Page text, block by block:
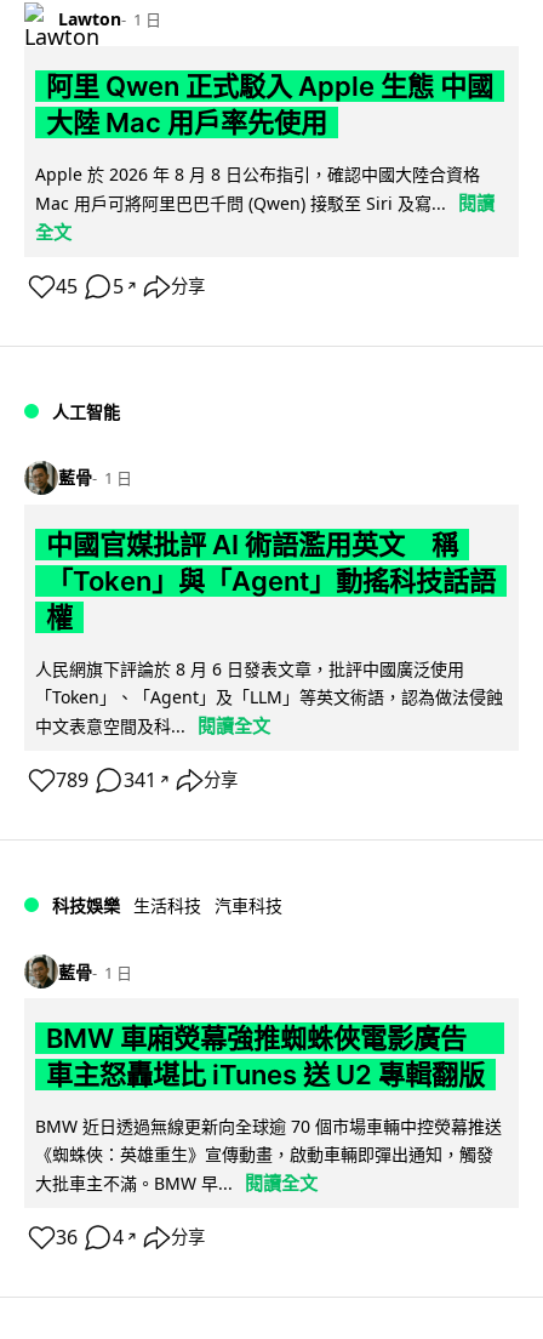
Lawton 1 日
阿里 Qwen 正式駁入 Apple 生態 中國
大陸 Mac 用戶率先使用
Apple 於 2026 年 8 月 8 日公布指引，確認中國大陸合資格
Mac 用戶可將阿里巴巴千問 (Qwen) 接駁至 Siri 及寫...
閱讀
全文
45 5 ↗ 分享
人工智能
藍骨 1 日
中國官媒批評 AI 術語濫用英文 稱
「Token」與「Agent」動搖科技話語
權
人民網旗下評論於 8 月 6 日發表文章，批評中國廣泛使用
「Token」、「Agent」及「LLM」等英文術語，認為做法侵蝕
中文表意空間及科...
閱讀全文
789 341 ↗ 分享
科技娛樂 生活科技 汽車科技
藍骨 1 日
BMW 車廂熒幕強推蜘蛛俠電影廣告
車主怒轟堪比 iTunes 送 U2 專輯翻版
BMW 近日透過無線更新向全球逾 70 個市場車輛中控熒幕推送
《蜘蛛俠：英雄重生》宣傳動畫，啟動車輛即彈出通知，觸發
大批車主不滿。BMW 早...
閱讀全文
36 4 ↗ 分享